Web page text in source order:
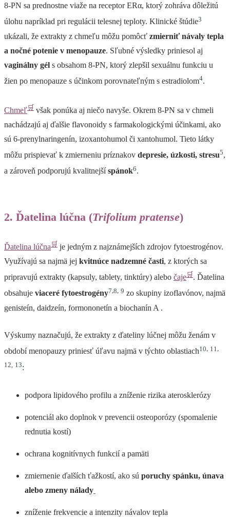
8-PN sa prednostne viaže na receptor ERα, ktorý zohráva dôležitú
úlohu napríklad pri regulácii telesnej teploty. Klinické štúdie3
ukázali, že extrakty z chmeľu môžu pomôcť zmierniť návaly tepla
a nočné potenie v menopauze. Sľubné výsledky priniesol aj
vaginálny gél s obsahom 8-PN, ktorý zlepšil sexuálnu funkciu u
žien po menopauze s účinkom porovnateľným s estradiolom4.
Chmeľ🛒 však ponúka aj niečo navyše. Okrem 8-PN sa v chmeli
nachádzajú aj ďalšie flavonoidy s farmakologickými účinkami, ako
sú 6-prenylnaringenín, izoxantohumol či xantohumol. Tieto látky
môžu prispievať k zmierneniu príznakov depresie, úzkosti, stresu5,
a zároveň podporujú kvalitnejší spánok6.
2. Ďatelina lúčna (Trifolium pratense)
Ďatelina lúčna 🛒 je jedným z najznámejších zdrojov fytoestrogénov.
Využívajú sa najmä jej kvitnúce nadzemné časti, z ktorých sa
pripravujú extrakty (kapsuly, tablety, tinktúry) alebo čaje🛒 . Ďatelina
obsahuje viaceré fytoestrogény7,8, 9 zo skupiny izoflavónov, najmä
genisteín, daidzeín, formononetín a biochanín A .
Výskumy naznačujú, že extrakty z ďateliny lúčnej môžu ženám v
období menopauzy priniesť úľavu najmä v týchto oblastiach10, 11 ,
12 13:
podpora lipidového profilu a zníženie rizika aterosklerózy
potenciál ako doplnok v prevencii osteoporózy (spomalenie
rednutia kostí)
ochrana kognitívnych funkcií a pamäti
zmiernenie ďalších ťažkostí, ako sú poruchy spánku, únava
alebo zmeny nálady
zníženie frekvencie a intenzity návalov tepla